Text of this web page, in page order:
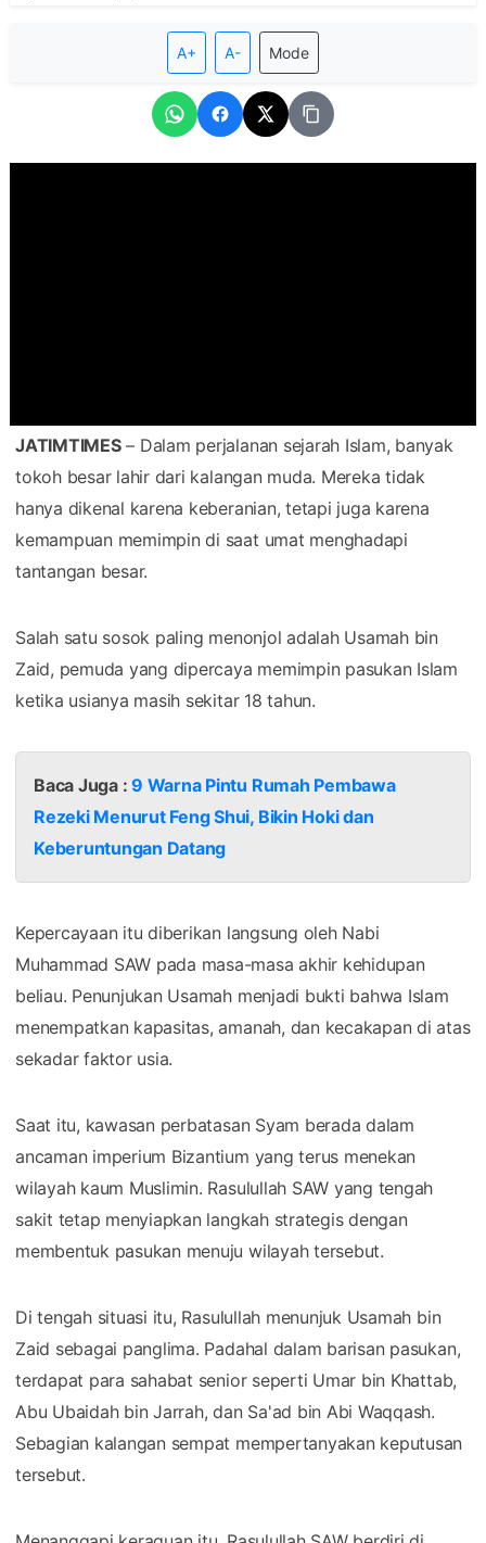
A+ A- Mode
JATIMTIMES– Dalam perjalanan sejarah Islam, banyak
tokoh besar lahir dari kalangan muda. Mereka tidak
hanya dikenal karena keberanian, tetapi juga karena
kemampuan memimpin di saat umat menghadapi
tantangan besar.
Salah satu sosok paling menonjol adalah Usamah bin
Zaid, pemuda yang dipercaya memimpin pasukan Islam
ketika usianya masih sekitar 18 tahun.
Baca Juga :9 Warna Pintu Rumah Pembawa
Rezeki Menurut Feng Shui, Bikin Hoki dan
Keberuntungan Datang
Kepercayaan itu diberikan langsung oleh Nabi
Muhammad SAW pada masa-masa akhir kehidupan
beliau. Penunjukan Usamah menjadi bukti bahwa Islam
menempatkan kapasitas, amanah, dan kecakapan di atas
sekadar faktor usia.
Saat itu, kawasan perbatasan Syam berada dalam
ancaman imperium Bizantium yang terus menekan
wilayah kaum Muslimin. Rasulullah SAW yang tengah
sakit tetap menyiapkan langkah strategis dengan
membentuk pasukan menuju wilayah tersebut.
Di tengah situasi itu, Rasulullah menunjuk Usamah bin
Zaid sebagai panglima. Padahal dalam barisan pasukan,
terdapat para sahabat senior seperti Umar bin Khattab,
Abu Ubaidah bin Jarrah, dan Sa'ad bin Abi Waqqash.
Sebagian kalangan sempat mempertanyakan keputusan
tersebut.